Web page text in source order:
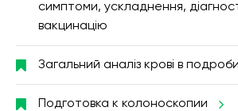
симптоми, ускладнення,
вакцинацію
Загальний аналіз крові в
Подготовка к колоноскопии